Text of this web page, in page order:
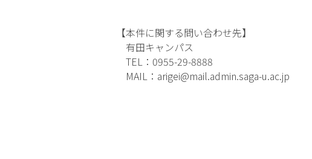
【本件に関する問い合わせ先】
有田キャンパス
TEL：0955-29-8888
MAIL：arigei@mail.admin.saga-u.ac.jp